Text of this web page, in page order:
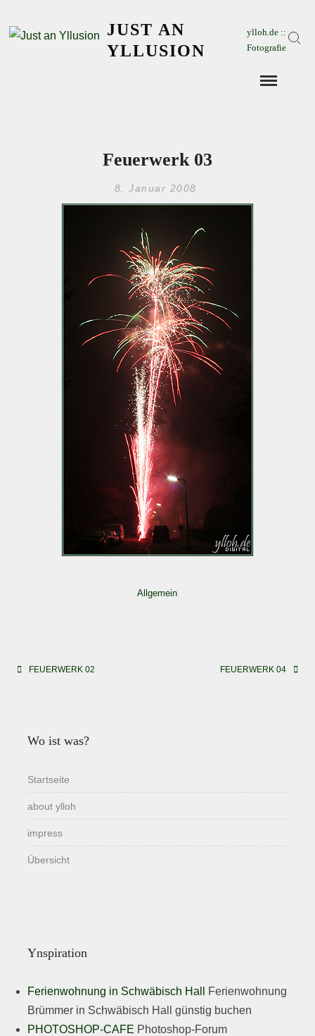
JUST AN
YLLUSION
ylloh.de ::
Fotografie
Feuerwerk 03
8. Januar 2008
Allgemein
Beitragsnavigation
FEUERWERK 02 FEUERWERK 04
Wo ist was?
Startseite
about ylloh
impress
Übersicht
Ynspiration
Ferienwohnung in Schwäbisch Hall
Ferienwohnung
Brümmer in Schwäbisch Hall günstig buchen
PHOTOSHOP-CAFE Photoshop-Forum